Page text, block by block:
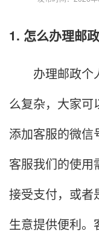
1. 怎么办理邮
办理邮政个
么复杂，大家可
添加客服的微信
客服我们的使用
接受支付，或者
生意提供便利。